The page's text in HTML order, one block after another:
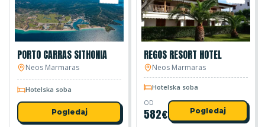
PORTO CARRAS SITHONIA
Neos Marmaras
Hotelska soba
Pogledaj
REGOS RESORT HOTEL
Neos Marmaras
Hotelska soba
OD
582€ Pogledaj